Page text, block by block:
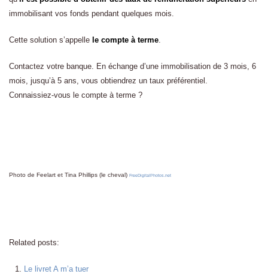
immobilisant vos fonds pendant quelques mois.
Cette solution s’appelle le compte à terme.
Contactez votre banque. En échange d’une immobilisation de 3 mois, 6
mois, jusqu’à 5 ans, vous obtiendrez un taux préférentiel.
Connaissiez-vous le compte à terme ?
Photo de Feelart et Tina Phillips (le cheval) FreeDigitalPhotos.net
Related posts:
Le livret A m’a tuer